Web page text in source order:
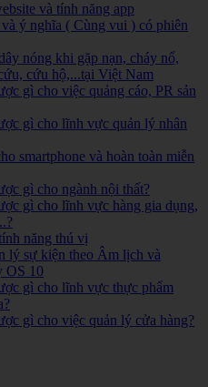
và tính năng app
ý nghĩa ( Cùng vui ) có phiên
nóng khi gặp nạn, cháy nổ,
cứu hộ,...tại Việt Nam
gì cho việc quảng cáo, PR sản
gì cho lĩnh vực quản lý nhân
smartphone và hoàn toàn miễn
gì cho ngành nội thất?
gì cho lĩnh vực hàng gia dụng,
năng thú vị
lý sự kiện theo Âm lịch và
OS 10
gì cho lĩnh vực thực phẩm
gì cho việc quản lý cửa hàng?